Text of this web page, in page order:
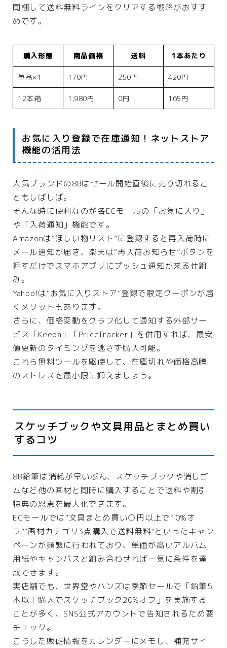
同梱して送料無料ラインをクリアする戦略がおすす
めです。
購入形態 商品価格 送料 1本あたり
単品×1 170円 250円 420円
12本箱 1,980円 0円 165円
お気に入り登録で在庫通知！ネットストア
機能の活用法
人気ブランドの8Bはセール開始直後に売り切れるこ
ともしばしば。
そんな時に便利なのが各ECモールの「お気に入り」
や「入荷通知」機能です。
Amazonは“ほしい物リスト”に登録すると再入荷時に
メール通知が届き、楽天は“再入荷お知らせ”ボタンを
押すだけでスマホアプリにプッシュ通知が来る仕組
み。
Yahoo!は“お気に入りストア”登録で限定クーポンが届
くメリットもあります。
さらに、価格変動をグラフ化して通知する外部サー
ビス「Keepa」「PriceTracker」を併用すれば、最安
値更新のタイミングを逃さず購入可能。
これら無料ツールを駆使して、在庫切れや価格高騰
のストレスを最小限に抑えましょう。
スケッチブックや文具用品とまとめ買い
するコツ
8B鉛筆は消耗が早いぶん、スケッチブックや消しゴ
ムなど他の画材と同時に購入することで送料や割引
特典の恩恵を最大化できます。
ECモールでは“文具まとめ買い○円以上で10%オ
フ”“画材カテゴリ3点購入で送料無料”といったキャン
ペーンが頻繁に行われており、単価が高いアルバム
用紙やキャンバスと組み合わせれば一気に条件を達
成できます。
実店舗でも、世界堂やハンズは季節セールで「鉛筆5
本以上購入でスケッチブック20%オフ」を実施する
ことが多く、SNS公式アカウントで告知されるため要
チェック。
こうした販促情報をカレンダーにメモし、補充サイ